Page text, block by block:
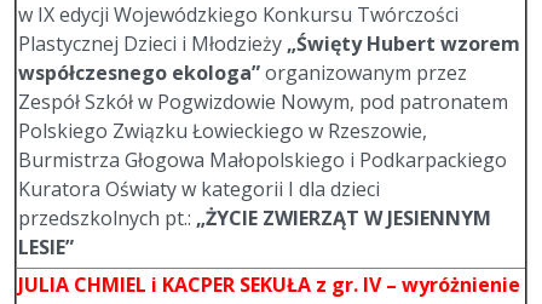
w IX edycji Wojewódzkiego Konkursu Twórczości
Plastycznej Dzieci i Młodzieży „Święty Hubert wzorem
współczesnego ekologa”organizowanym przez
Zespół Szkół w Pogwizdowie Nowym, pod patronatem
Polskiego Związku Łowieckiego w Rzeszowie,
Burmistrza Głogowa Małopolskiego i Podkarpackiego
Kuratora Oświaty w kategorii I dla dzieci
przedszkolnych pt.: „ŻYCIE ZWIERZĄT W JESIENNYM
LESIE”
JULIA CHMIEL i KACPER SEKUŁA z gr. IV – wyróżnienie